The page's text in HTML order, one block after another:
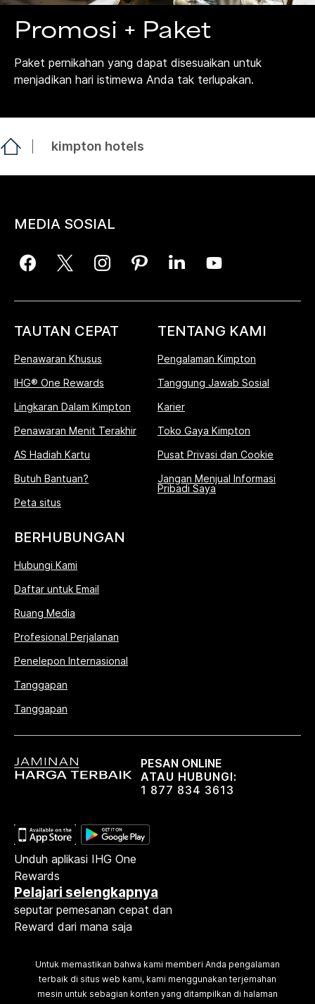
Promosi + Paket
Paket pernikahan yang dapat disesuaikan untuk
menjadikan hari istimewa Anda tak terlupakan.
kimpton hotels
MEDIA SOSIAL
TAUTAN CEPAT
Penawaran Khusus
IHG® One Rewards
Lingkaran Dalam Kimpton
Penawaran Menit Terakhir
AS Hadiah Kartu
Butuh Bantuan?
Peta situs
TENTANG KAMI
Pengalaman Kimpton
Tanggung Jawab Sosial
Karier
Toko Gaya Kimpton
Pusat Privasi dan Cookie
Jangan Menjual Informasi
Pribadi Saya
BERHUBUNGAN
Hubungi Kami
Daftar untuk Email
Ruang Media
Profesional Perjalanan
Penelepon Internasional
Tanggapan
Tanggapan
PESAN ONLINE
ATAU HUBUNGI:
1 877 834 3613
Unduh aplikasi IHG One
Rewards
Pelajari selengkapnya
seputar pemesanan cepat dan
Reward dari mana saja
Untuk memastikan bahwa kami memberi Anda pengalaman
terbaik di situs web kami, kami menggunakan terjemahan
mesin untuk sebagian konten yang ditampilkan di halaman